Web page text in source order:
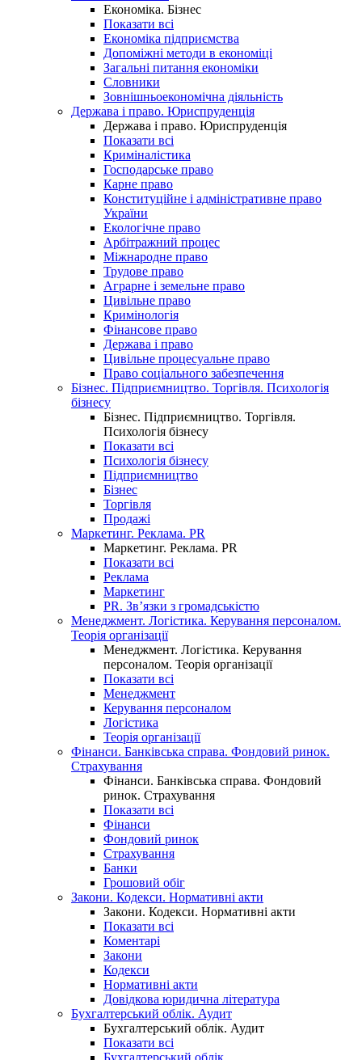
Економіка. Бізнес
Показати всі
Економіка підприємства
Допоміжні методи в економіці
Загальні питання економіки
Словники
Зовнішньоекономічна діяльність
Держава і право. Юриспруденція
Держава і право. Юриспруденція
Показати всі
Криміналістика
Господарське право
Карне право
Конституційне і адміністративне право
України
Екологічне право
Арбітражний процес
Міжнародне право
Трудове право
Аграрне і земельне право
Цивільне право
Кримінологія
Фінансове право
Держава і право
Цивільне процесуальне право
Право соціального забезпечення
Бізнес. Підприємництво. Торгівля. Психологія
бізнесу
Бізнес. Підприємництво. Торгівля.
Психологія бізнесу
Показати всі
Психологія бізнесу
Підприємництво
Бізнес
Торгівля
Продажі
Маркетинг. Реклама. PR
Маркетинг. Реклама. PR
Показати всі
Реклама
Маркетинг
PR. Зв’язки з громадськістю
Менеджмент. Логістика. Керування персоналом.
Теорія організації
Менеджмент. Логістика. Керування
персоналом. Теорія організації
Показати всі
Менеджмент
Керування персоналом
Логістика
Теорія організації
Фінанси. Банківська справа. Фондовий ринок.
Страхування
Фінанси. Банківська справа. Фондовий
ринок. Страхування
Показати всі
Фінанси
Фондовий ринок
Страхування
Банки
Грошовий обіг
Закони. Кодекси. Нормативні акти
Закони. Кодекси. Нормативні акти
Показати всі
Коментарі
Закони
Кодекси
Нормативні акти
Довідкова юридична література
Бухгалтерський облік. Аудит
Бухгалтерський облік. Аудит
Показати всі
Бухгалтерський облік